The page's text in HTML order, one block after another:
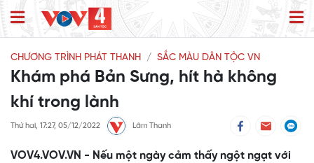
CHƯƠNG TRÌNH PHÁT THANH SẮC MÀU DÂN TỘC VN
Khám phá Bản Sưng, hít hà không
khí trong lành
Thứ hai, 17:27, 05/12/2022 Lâm Thanh
VOV4.VOV.VN - Nếu một ngày cảm thấy ngột ngạt với